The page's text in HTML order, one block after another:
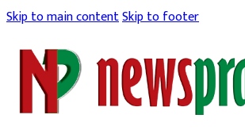
Skip to main contentSkip to footer